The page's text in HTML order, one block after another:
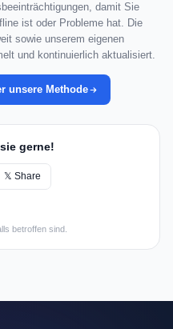
damit Sie
ist oder Probleme hat. Die
sowie unserem eigenen
und kontinuierlich aktualisiert.
unsere Methode
gerne!
𝕏 Share
betroffen sind.